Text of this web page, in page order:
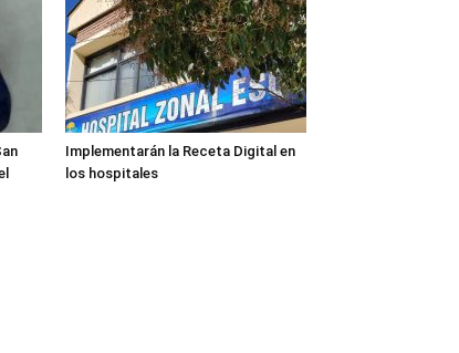
Implementarán la Receta Digital en
los hospitales